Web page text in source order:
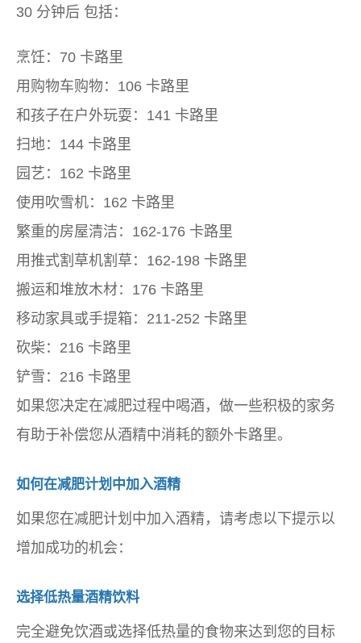
30 分钟后 包括：
烹饪：70 卡路里
用购物车购物：106 卡路里
和孩子在户外玩耍：141 卡路里
扫地：144 卡路里
园艺：162 卡路里
使用吹雪机：162 卡路里
繁重的房屋清洁：162-176 卡路里
用推式割草机割草：162-198 卡路里
搬运和堆放木材：176 卡路里
移动家具或手提箱：211-252 卡路里
砍柴：216 卡路里
铲雪：216 卡路里
如果您决定在减肥过程中喝酒，做一些积极的家务
有助于补偿您从酒精中消耗的额外卡路里。
如何在减肥计划中加入酒精
如果您在减肥计划中加入酒精，请考虑以下提示以
增加成功的机会：
选择低热量酒精饮料
完全避免饮酒或选择低热量的食物来达到您的目标